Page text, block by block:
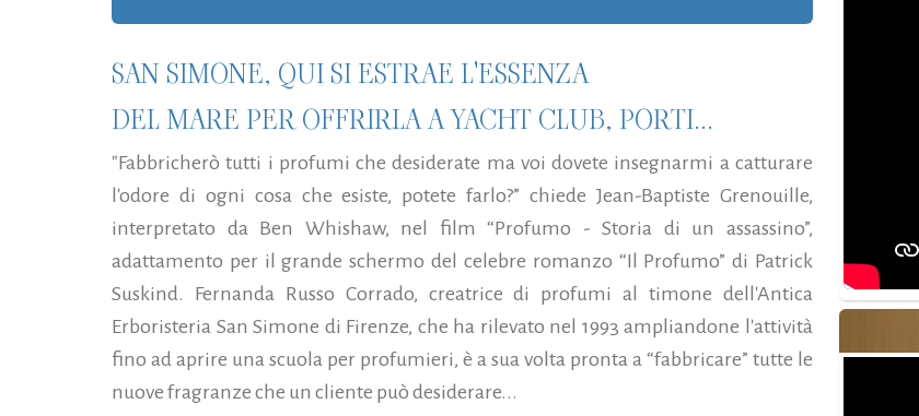
SAN SIMONE, QUI SI ESTRAE L'ESSENZA
DEL MARE PER OFFRIRLA A YACHT CLUB, PORTI...
"Fabbricherò tutti i profumi che desiderate ma voi dovete insegnarmi a catturare
l'odore di ogni cosa che esiste, potete farlo?” chiede Jean-Baptiste Grenouille,
interpretato da Ben Whishaw, nel film “Profumo - Storia di un assassino”,
adattamento per il grande schermo del celebre romanzo “Il Profumo” di Patrick
Suskind. Fernanda Russo Corrado, creatrice di profumi al timone dell'Antica
Erboristeria San Simone di Firenze, che ha rilevato nel 1993 ampliandone l'attività
fino ad aprire una scuola per profumieri, è a sua volta pronta a “fabbricare” tutte le
nuove fragranze che un cliente può desiderare...